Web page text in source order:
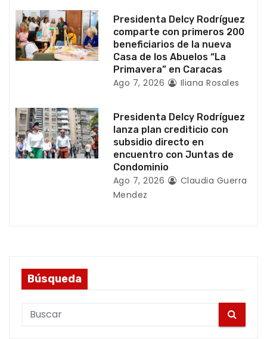
r
a
d
s
Presidenta Delcy Rodríguez
comparte con primeros 200
beneficiarios de la nueva
Casa de los Abuelos “La
Primavera” en Caracas
Ago 7, 2026 Iliana Rosales
Presidenta Delcy Rodríguez
lanza plan crediticio con
subsidio directo en
encuentro con Juntas de
Condominio
Ago 7, 2026
Claudia Guerra
Mendez
Búsqueda